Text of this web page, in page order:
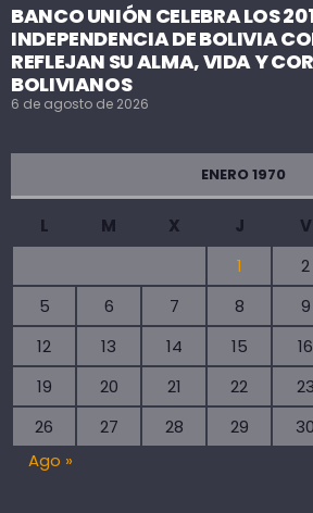
BANCO UNIÓN CELEBRA LOS
INDEPENDENCIA DE BOLIVIA
REFLEJAN SU ALMA, VIDA Y
BOLIVIANOS
6 de agosto de 2026
ENERO 1970
L M X J V
1
2
5
6 7 8 9
12
13 14 15 16
19
20 21 22 23
26
27 28 29 30
Ago »